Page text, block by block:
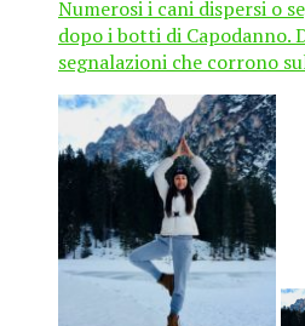
Numerosi i cani dispersi o
dopo i botti di Capodanno.
segnalazioni che corrono